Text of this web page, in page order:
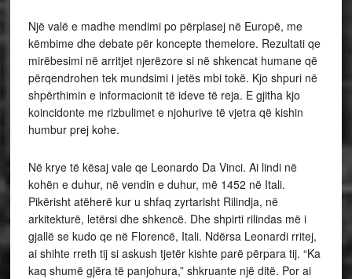
Një valë e madhe mendimi po përplasej në Europë, me
këmbime dhe debate për koncepte themelore. Rezultati qe
mirëbesimi në arritjet njerëzore si në shkencat humane që
përqendrohen tek mundsimi i jetës mbi tokë. Kjo shpuri në
shpërthimin e informacionit të ideve të reja. E gjitha kjo
koincidonte me rizbulimet e njohurive të vjetra që kishin
humbur prej kohe.
Në krye të kësaj vale qe Leonardo Da Vinci. Ai lindi në
kohën e duhur, në vendin e duhur, më 1452 në Itali.
Pikërisht atëherë kur u shfaq zyrtarisht Rilindja, në
arkitekturë, letërsi dhe shkencë. Dhe shpirti rilindas më i
gjallë se kudo qe në Florencë, Itali. Ndërsa Leonardi rritej,
ai shihte rreth tij si askush tjetër kishte parë përpara tij. “Ka
kaq shumë gjëra të panjohura,” shkruante një ditë. Por ai